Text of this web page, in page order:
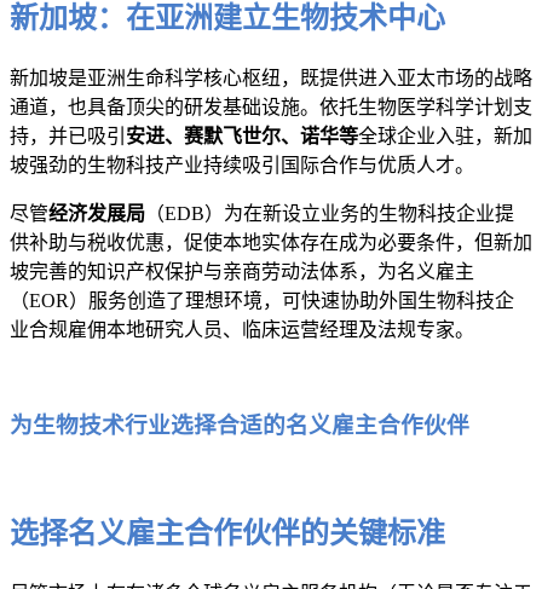
新加坡：在亚洲建立生物技术中心
新加坡是亚洲生命科学核心枢纽，既提供进入亚太市场的战略
通道，也具备顶尖的研发基础设施。依托生物医学科学计划支
持，并已吸引 安进、赛默飞世尔、诺华等全球企业入驻，新加
坡强劲的生物科技产业持续吸引国际合作与优质人才。
尽管经济发展局 （EDB）为在新设立业务的生物科技企业提
供补助与税收优惠，促使本地实体存在成为必要条件，但新加
坡完善的知识产权保护与亲商劳动法体系，为名义雇主
（EOR）服务创造了理想环境，可快速协助外国生物科技企
业合规雇佣本地研究人员、临床运营经理及法规专家。
为生物技术行业选择合适的名义雇主合作伙伴
选择名义雇主合作伙伴的关键标准